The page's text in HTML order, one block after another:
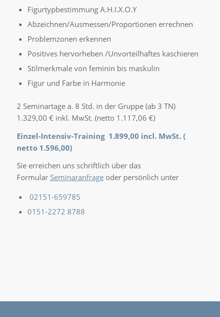
Figurtypbestimmung A.H.I.X.O.Y
Abzeichnen/Ausmessen/Proportionen errechnen
Problemzonen erkennen
Positives hervorheben /Unvorteilhaftes kaschieren
Stilmerkmale von feminin bis maskulin
Figur und Farbe in Harmonie
2 Seminartage a. 8 Std. in der Gruppe (ab 3 TN)
1.329,00 € inkl. MwSt. (netto 1.117,06 €)
Einzel-Intensiv-Training 1.899,00 incl. MwSt. (
netto 1.596,00)
Sie erreichen uns schriftlich über das
Formular Seminaranfrageoder persönlich unter
02151-659785
0151-2272 8788